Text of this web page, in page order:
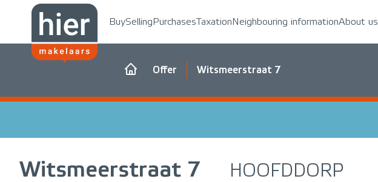
Buy SellingPurchasesTaxation Neighbouring information About us
Offer Witsmeerstraat 7
Witsmeerstraat 7 HOOFDDORP